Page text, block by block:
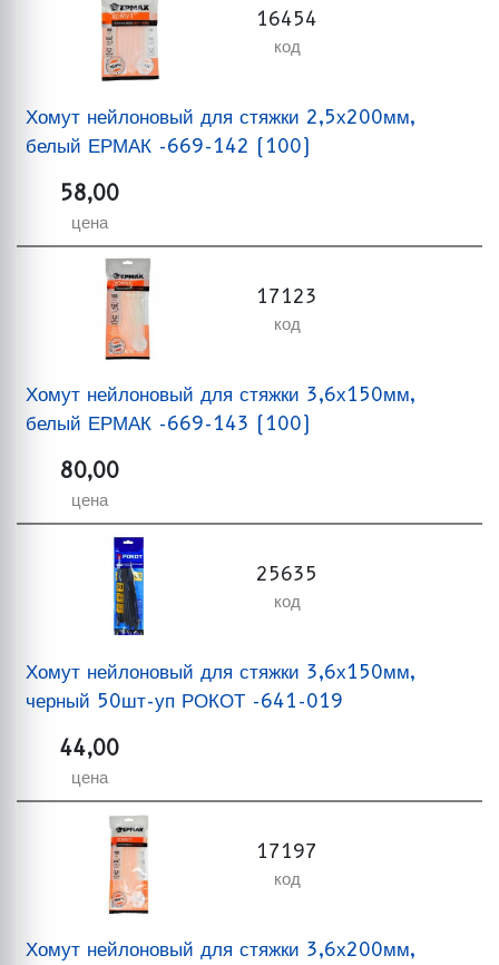
16454
код
Хомут нейлоновый для стяжки 2,5х200мм,
белый ЕРМАК -669-142 (100)
58,00
цена
17123
код
Хомут нейлоновый для стяжки 3,6х150мм,
белый ЕРМАК -669-143 (100)
80,00
цена
25635
код
Хомут нейлоновый для стяжки 3,6х150мм,
черный 50шт-уп РОКОТ -641-019
44,00
цена
17197
код
Хомут нейлоновый для стяжки 3,6х200мм,